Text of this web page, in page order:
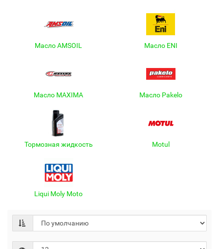
Масло AMSOIL Масло ENI
Масло MAXIMA Масло Pakelo
Тормозная жидкость Motul
Liqui Moly Moto